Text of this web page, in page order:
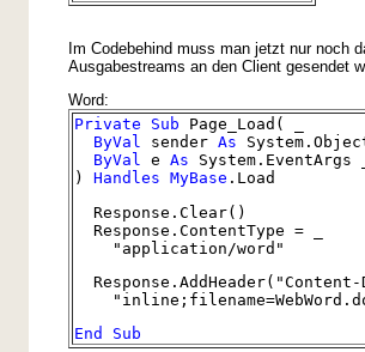
Im Codebehind muss man jetzt nur noch
Ausgabestreams an den Client gesendet
Word:
Private
Sub Page_Load( _
ByVal sender As
ByVal e As System.EventArgs
) Handles MyBase .Load
Response.Clear()
Response.ContentType = _
"application/word"
End
Sub